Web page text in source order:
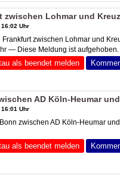
zwischen Lohmar und
Uhr
zwischen Lohmar und
— Diese Meldung ist
als beendet melden
AD Köln-Heumarund
Uhr
zwischen AD Köln-Heumar
als beendet melden